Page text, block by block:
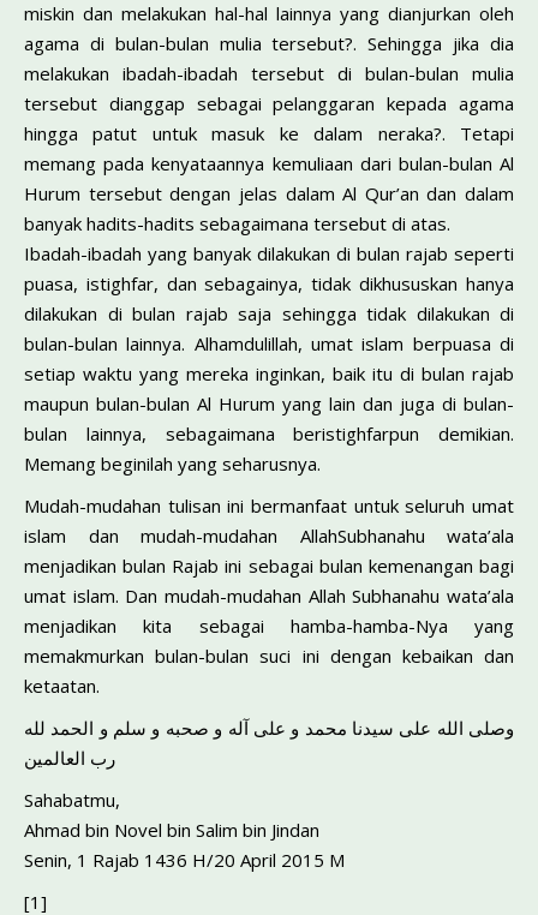
miskin dan melakukan hal-hal lainnya yang dianjurkan oleh
agama di bulan-bulan mulia tersebut?. Sehingga jika dia
melakukan ibadah-ibadah tersebut di bulan-bulan mulia
tersebut dianggap sebagai pelanggaran kepada agama
hingga patut untuk masuk ke dalam neraka?. Tetapi
memang pada kenyataannya kemuliaan dari bulan-bulan Al
Hurum tersebut dengan jelas dalam Al Qur’an dan dalam
banyak hadits-hadits sebagaimana tersebut di atas.
Ibadah-ibadah yang banyak dilakukan di bulan rajab seperti
puasa, istighfar, dan sebagainya, tidak dikhususkan hanya
dilakukan di bulan rajab saja sehingga tidak dilakukan di
bulan-bulan lainnya. Alhamdulillah, umat islam berpuasa di
setiap waktu yang mereka inginkan, baik itu di bulan rajab
maupun bulan-bulan Al Hurum yang lain dan juga di bulan-
bulan lainnya, sebagaimana beristighfarpun demikian.
Memang beginilah yang seharusnya.
Mudah-mudahan tulisan ini bermanfaat untuk seluruh umat
islam dan mudah-mudahan AllahSubhanahu wata’ala
menjadikan bulan Rajab ini sebagai bulan kemenangan bagi
umat islam. Dan mudah-mudahan Allah Subhanahu wata’ala
menjadikan kita sebagai hamba-hamba-Nya yang
memakmurkan bulan-bulan suci ini dengan kebaikan dan
ketaatan.
وصلى الله على سيدنا محمد و على آله و صحبه و سلم و الحمد لله
رب العالمين
Sahabatmu,
Ahmad bin Novel bin Salim bin Jindan
Senin, 1 Rajab 1436 H/20 April 2015 M
[1]